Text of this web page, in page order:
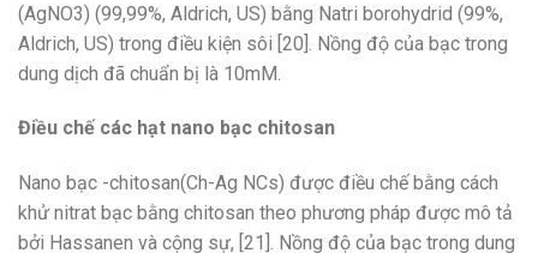
(AgNO3) (99,99%, Aldrich, US) bằng Natri borohydrid (99%,
Aldrich, US) trong điều kiện sôi [20]. Nồng độ của bạc trong
dung dịch đã chuẩn bị là 10mM.
Điều chế các hạt nano bạc chitosan
Nano bạc -chitosan(Ch-Ag NCs) được điều chế bằng cách
khử nitrat bạc bằng chitosan theo phương pháp được mô tả
bởi Hassanen và cộng sự, [21]. Nồng độ của bạc trong dung